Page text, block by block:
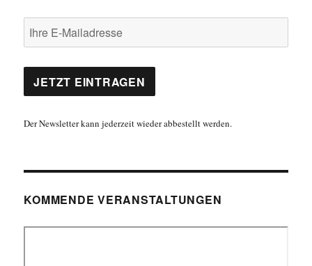
Der Newsletter kann jederzeit wieder abbestellt werden.
KOMMENDE VERANSTALTUNGEN